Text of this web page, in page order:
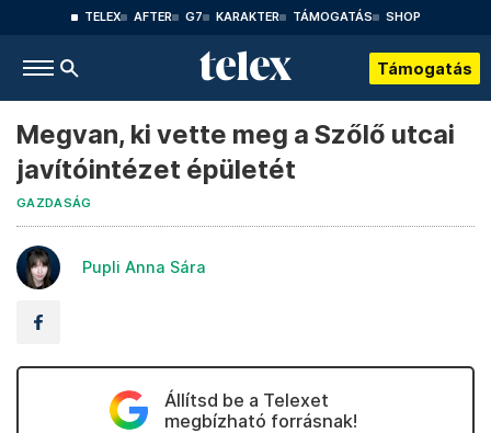
TELEX AFTER G7 KARAKTER TÁMOGATÁS SHOP
Támogatás
Megvan, ki vette meg a Szőlő utcai
javítóintézet épületét
GAZDASÁG
Pupli Anna Sára
Állítsd be a Telexet
megbízható forrásnak!